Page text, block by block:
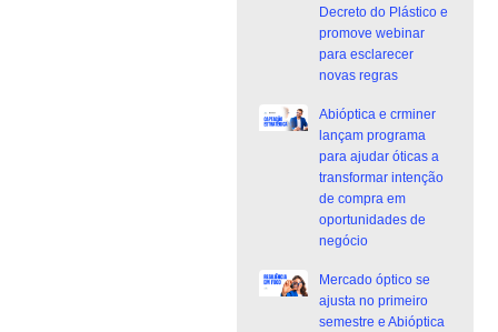
Decreto do Plástico e
promove webinar
para esclarecer
novas regras
Abióptica e crminer
lançam programa
para ajudar óticas a
transformar intenção
de compra em
oportunidades de
negócio
Mercado óptico se
ajusta no primeiro
semestre e Abióptica